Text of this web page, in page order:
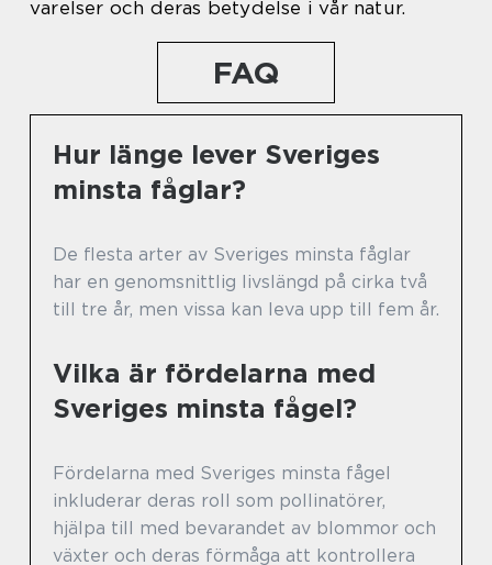
varelser och deras betydelse i vår natur.
FAQ
Hur länge lever Sveriges
minsta fåglar?
De flesta arter av Sveriges minsta fåglar
har en genomsnittlig livslängd på cirka två
till tre år, men vissa kan leva upp till fem år.
Vilka är fördelarna med
Sveriges minsta fågel?
Fördelarna med Sveriges minsta fågel
inkluderar deras roll som pollinatörer,
hjälpa till med bevarandet av blommor och
växter och deras förmåga att kontrollera